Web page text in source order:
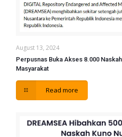
August 13, 2024
Perpusnas Buka Akses 8.000
Masyarakat
Read more